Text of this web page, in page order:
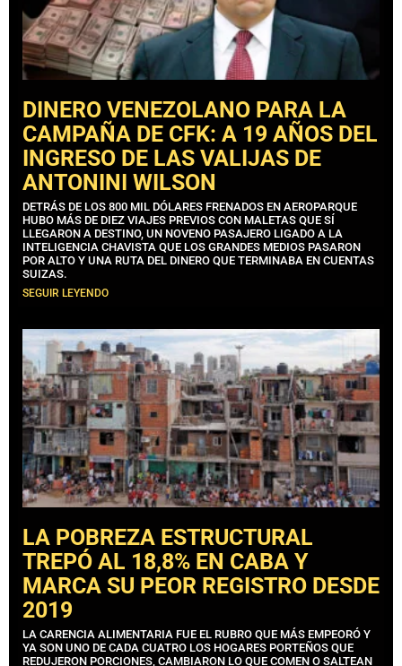
DINERO VENEZOLANO PARA LA
CAMPAÑA DE CFK: A 19 AÑOS DEL
INGRESO DE LAS VALIJAS DE
ANTONINI WILSON
DETRÁS DE LOS 800 MIL DÓLARES FRENADOS EN AEROPARQUE
HUBO MÁS DE DIEZ VIAJES PREVIOS CON MALETAS QUE SÍ
LLEGARON A DESTINO, UN NOVENO PASAJERO LIGADO A LA
INTELIGENCIA CHAVISTA QUE LOS GRANDES MEDIOS PASARON
POR ALTO Y UNA RUTA DEL DINERO QUE TERMINABA EN CUENTAS
SUIZAS.
SEGUIR LEYENDO
LA POBREZA ESTRUCTURAL
TREPÓ AL 18,8% EN CABA Y
MARCA SU PEOR REGISTRO DESDE
2019
LA CARENCIA ALIMENTARIA FUE EL RUBRO QUE MÁS EMPEORÓ Y
YA SON UNO DE CADA CUATRO LOS HOGARES PORTEÑOS QUE
REDUJERON PORCIONES, CAMBIARON LO QUE COMEN O SALTEAN